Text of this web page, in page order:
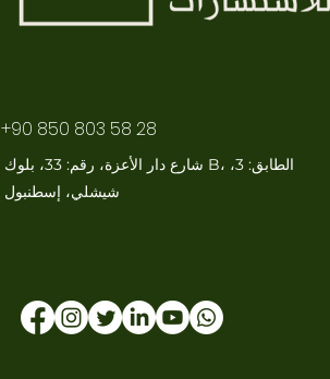
+90 850 803 58 28
شارع دار الأعزة، رقم: 33، بلوك B، الطابق: 3،